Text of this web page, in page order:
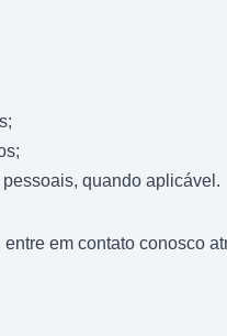
quando aplicável.
em contato conosco